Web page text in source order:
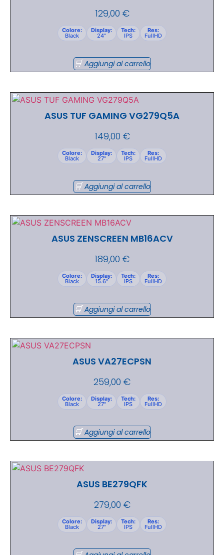
129,00 €
Colore:
Black
Display:
24"
Tech:
IPS
Res:
FullHD
Aggiungi al carrello
ASUS TUF GAMING VG279Q5A
149,00 €
Colore:
Black
Display:
27"
Tech:
IPS
Res:
FullHD
Aggiungi al carrello
ASUS ZENSCREEN MB16ACV
189,00 €
Colore:
Black
Display:
15.6"
Tech:
IPS
Res:
FullHD
Aggiungi al carrello
ASUS VA27ECPSN
259,00 €
Colore:
Black
Display:
27"
Tech:
IPS
Res:
FullHD
Aggiungi al carrello
ASUS BE279QFK
279,00 €
Colore:
Black
Display:
27"
Tech:
IPS
Res:
FullHD